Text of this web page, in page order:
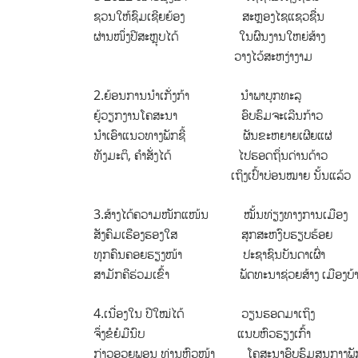
ຊວນໃຫ້ຊົມເຊີຍຍ້ອງ ສະຫຼອງໄຊແຊວຊື່ນ
ຜ່ານໜຶ່ງປີສະຫຼຸບໄດ້ ໃນຜົນງານໃຫຍ່ສ້າງ
ວາງໄວ້ສະຫງ່າງາມ
2.ຍ້ອນການນຳເກັ່ງກ້າ ນຳພາບຸກທະລຸ
ຍູ້ວຽກງານໂຄສະນາ ອົບຮົມຈະເລີນກ້າວ
ນຳເອົາແນວທາງພັກຊີ້ ຜັນຂະຫຍາຍເຜີຍແຜ່
ທັງມະຕິ, ຄຳສັ່ງໄດ້ ໄປຮອດຖິ່ນດ່ານດ້າວ
ເຖິງເປົ້າບ່ອນໝາຍ ນັ້ນແລ້ວ
3.ສ້າງໄດ້ຄວາມໜັກແໜ້ນ ໝັ້ນທ່ຽງທາງການເມືອງ
ສັງຄົມເຮືອງຮອງໃສ ສຸກສະຫງົບຮຽບຮ້ອຍ
ທຸກຄົນຄອຍຮຽງໜ້າ ປະຊາຊົນບັນດາເຜົ່າ
ສາມັກຄີຮ່ວມເຂົ້າ ພັດທະນາຊ່ວຍສ້າງ ເມືອງບ້ານ
4.ເນື່ອງໃນ ປີໃໝ່ໄດ້ ວຽນຮອດມາເຖິງ
ຈຶ່ງຂໍຍໍມືນົບ ແນບຫົວຮຽງເກົ້າ
ກ່າວອວຍພອນ ທ່ານຫົວໜ້າ ໂຄສະນາອົບຮົມສູນກາງພັ